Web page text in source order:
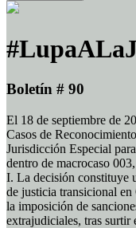
Boletín # 90
El 18 de septiembre de
Casos de
Jurisdicción Especial
dentro de macrocaso
I. La decisión constituye
de justicia transicional
la imposición de
extrajudiciales, tras surtir